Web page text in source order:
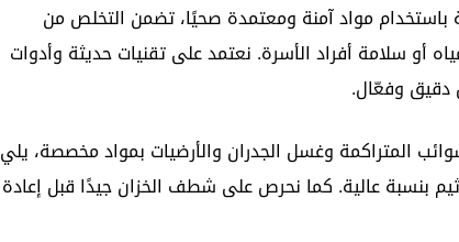
مواد آمنة ومعتمدة صحيًا، تضمن التخلص من
أو سلامة أفراد الأسرة. نعتمد على تقنيات حديثة وأدوات
دقيق وفعّال.
المتراكمة وغسل الجدران والأرضيات بمواد مخصصة، يلي
بنسبة عالية. كما نحرص على شطف الخزان جيدًا قبل إعادة